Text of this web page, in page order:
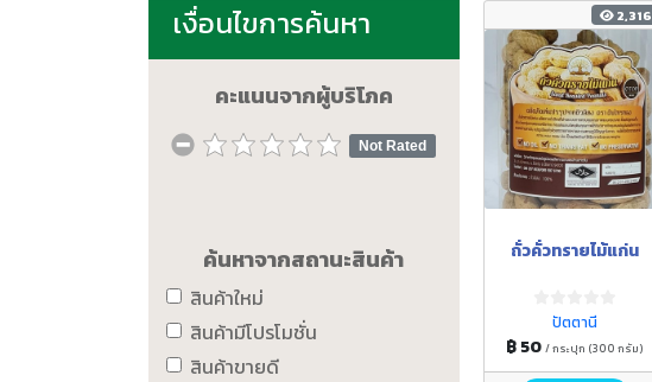
2,316
ถั่วคั่วทรายไม้แก่น
ปัตตานี
฿ 50 / กระปุก (300 กรัม)
เงื่อนไขการค้นหา
คะแนนจากผู้บริโภค
Not Rated
ค้นหาจากสถานะสินค้า
สินค้าใหม่
สินค้ามีโปรโมชั่น
สินค้าขายดี